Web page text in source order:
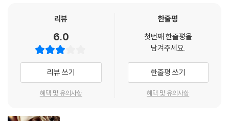
슈프리머시'로 21세기 액션의 새로운 기준을 세운 제프 이마다 무술감독이
는 액션의 혁명을 시도한다. 미술과 음악은 '셜록 홈즈''오만과 편견' 등으
로 아카데미 영화제 미술상 부문에 3회 노미네이트 된 사라 그린우드와 일
렉트로닉 계의 슈퍼스타 '케미컬 브라더스'가 담당했다. 사라 그린우드 미
술 감독은 동유럽과 미대륙을 가로지르는 방대한 촬영지 곳곳 적재적소에
캐릭터의 비범함과 액션의 완성도를 높이는 최적의 공간을 설계해냈다. 또
브라더스'는 심장을 두드리는 액션 비트로 영화의 감각과 템포를 최대치로
리뷰
6.0
리뷰 쓰기
혜택 및 유의사항
한줄평
첫번째 한줄평을
남겨주세요.
한줄평 쓰기
혜택 및 유의사항